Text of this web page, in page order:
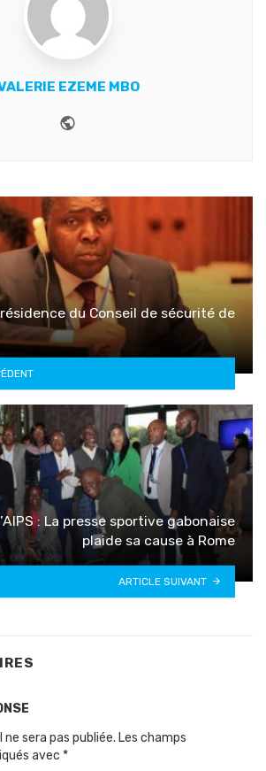
EZEME MBO
du Conseil de sécurité de
: La presse sportive gabonaise
plaide sa cause à Rome
ARTICLE SUIVANT
sera pas publiée. Les champs
avec *